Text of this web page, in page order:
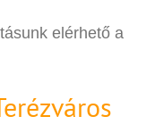
elérhető a